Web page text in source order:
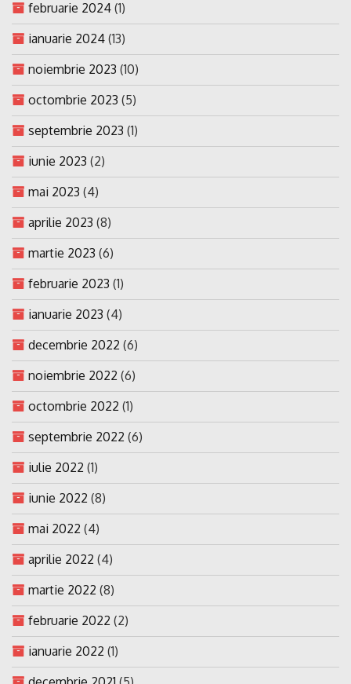
februarie 2024 (1)
ianuarie 2024 (13)
noiembrie 2023 (10)
octombrie 2023 (5)
septembrie 2023 (1)
iunie 2023 (2)
mai 2023 (4)
aprilie 2023 (8)
martie 2023 (6)
februarie 2023 (1)
ianuarie 2023 (4)
decembrie 2022 (6)
noiembrie 2022 (6)
octombrie 2022 (1)
septembrie 2022 (6)
iulie 2022 (1)
iunie 2022 (8)
mai 2022 (4)
aprilie 2022 (4)
martie 2022 (8)
februarie 2022 (2)
ianuarie 2022 (1)